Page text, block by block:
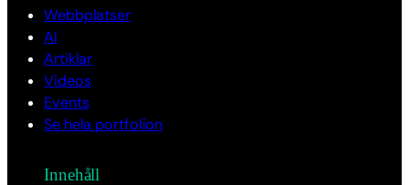
Webbplatser
AI
Artiklar
Videos
Events
Se hela portfolion
Innehåll